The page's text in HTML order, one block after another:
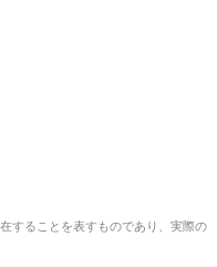
することを表すものであり、実際の